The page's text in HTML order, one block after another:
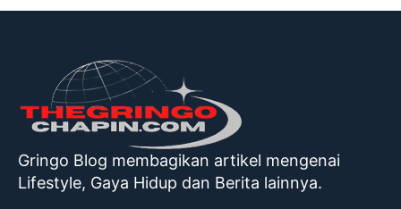
Gringo Blog membagikan artikel mengenai
Lifestyle, Gaya Hidup dan Berita lainnya.